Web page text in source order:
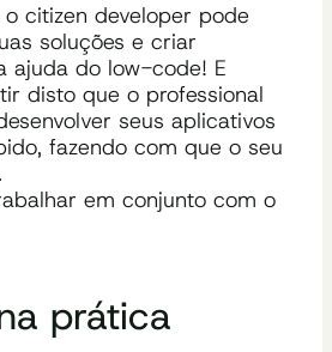
citizen developer pode
soluções e criar
ajuda do low-code! E
disto que o professional
seus aplicativos
fazendo com que o seu
em conjunto com o
prática